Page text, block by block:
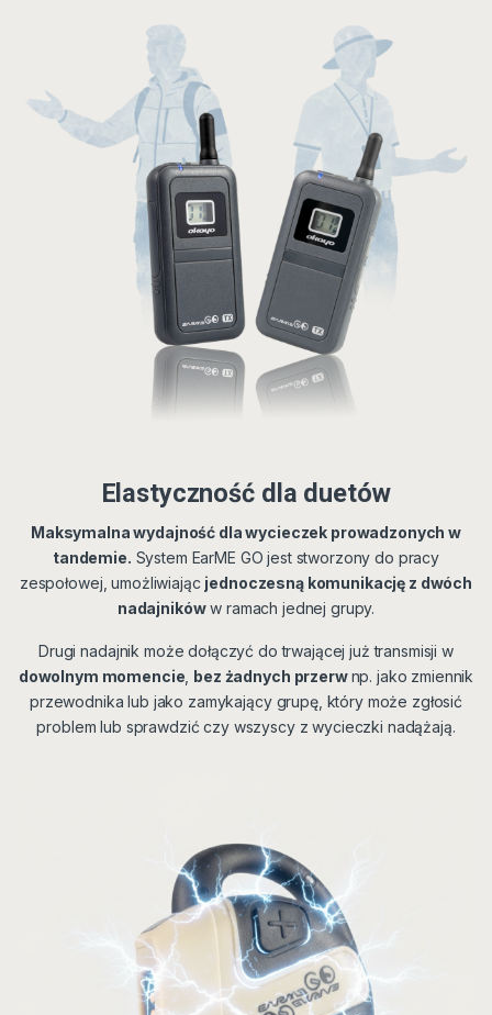
Elastyczność dla duetów
Maksymalna wydajność dla wycieczek prowadzonych w
tandemie. System EarME GO jest stworzony do pracy
zespołowej, umożliwiając jednoczesną komunikację z dwóch
nadajnikóww ramach jednej grupy.
Drugi nadajnik może dołączyć do trwającej już transmisji w
dowolnym momencie bez żadnych przerwnp. jako zmiennik
przewodnika lub jako zamykający grupę, który może zgłosić
problem lub sprawdzić czy wszyscy z wycieczki nadążają.